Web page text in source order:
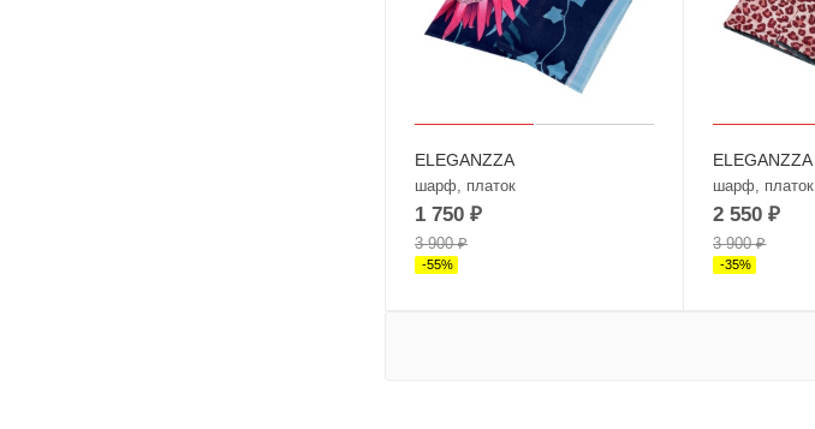
ELEGANZZA
шарф, платок
1 750 ₽
3 900₽
-55%
ELEGANZZA
шарф, платок
2 550 ₽
3 900₽
-35%